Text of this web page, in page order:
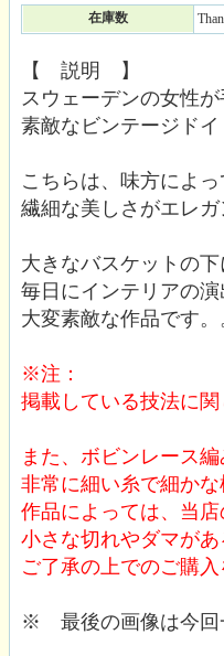
在庫数
【 説明 】
スウェーデンの女性
素敵なビンテージド
こちらは、味方によ
繊細な美しさがエレ
大きなバスケットの
毎日にインテリアの
大変素敵な作品です。
※注：
掲載している技法に
また、ボビンレース
非常に細い糸で細か
作品によっては、当
小さな切れやダマが
ご了承の上でのご購
※ 最後の画像は今回